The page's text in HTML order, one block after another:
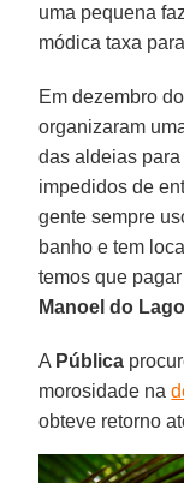
uma pequena
módica taxa
Em dezembro
organizaram
das aldeias
impedidos de
gente sempre
banho e tem
temos que
Manoel do Lago
A Pública
morosidade na
obteve retorno